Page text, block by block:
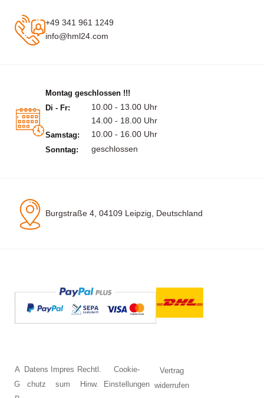
+49 341 961 1249
info@hml24.com
Montag geschlossen !!!
Di - Fr:
10.00 - 13.00 Uhr
14.00 - 18.00 Uhr
Samstag: 10.00 - 16.00 Uhr
Sonntag: geschlossen
Burgstraße 4, 04109 Leipzig, Deutschland
A
G
Datens
chutz
Impres
sum
Rechtl.
Hinw.
Cookie-
Einstellungen
Vertrag
widerrufen